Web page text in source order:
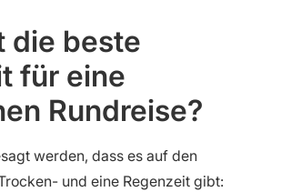
die beste
für eine
Rundreise?
werden, dass es auf den
und eine Regenzeit gibt: